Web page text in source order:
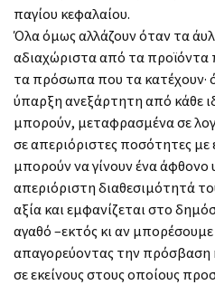
παγίου κεφαλαίου.
Όλα όμως αλλάζουν όταν τα
αδιαχώριστα από τα προϊόντα
τα πρόσωπα που τα κατέχουν·
ύπαρξη ανεξάρτητη από κάθε
μπορούν, μεταφρασμένα σε
σε απεριόριστες ποσότητες με
μπορούν να γίνουν ένα άφθονο
απεριόριστη διαθεσιμότητά
αξία και εμφανίζεται στο
αγαθό –εκτός κι αν
απαγορεύοντας την πρόσβαση
σε εκείνους στους οποίους